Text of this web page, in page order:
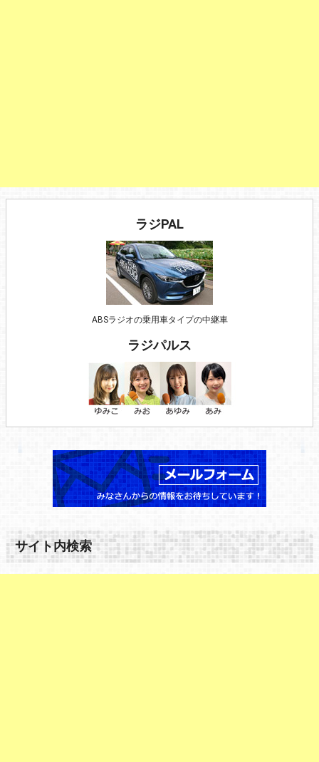
ラジPAL
ABSラジオの乗用車タイプの中継車
ラジパルス
サイト内検索